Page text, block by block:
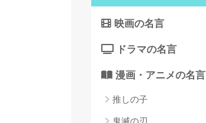
映画の名言
ドラマの名言
漫画・アニメの名言
推しの子